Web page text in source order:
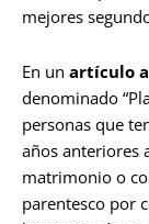
mejores
En un artículo
denominado
personas que
años anteriores
matrimonio o
parentesco por